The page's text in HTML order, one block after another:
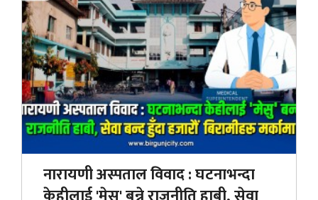
नारायणी अस्पताल विवाद : घटनाभन्दा